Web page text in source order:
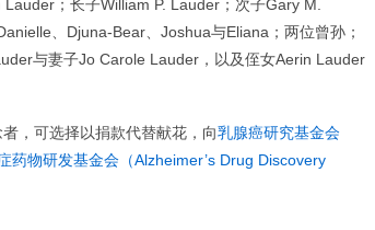
；长子William P. Lauder；次子Gary M.
、Djuna-Bear、Joshua与Eliana；两位曾孙；
与妻子Jo Carole Lauder，以及侄女Aerin Lauder
，可选择以捐款代替献花，向乳腺癌研究基金会
药物研发基金会（Alzheimer’s Drug Discovery